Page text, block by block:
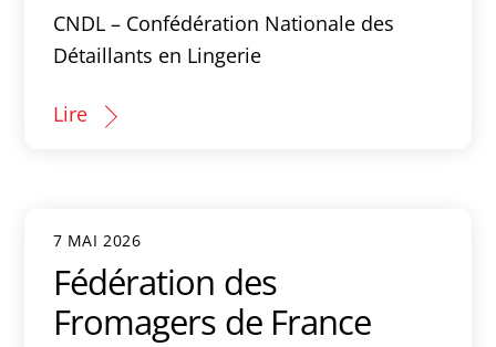
CNDL – Confédération Nationale des
Détaillants en Lingerie
Lire
7 MAI 2026
Fédération des
Fromagers de France